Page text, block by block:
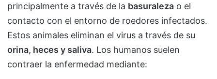
principalmente a través de la basuraleza o el
contacto con el entorno de roedores infectados.
Estos animales eliminan el virus a través de su
orina, heces y saliva. Los humanos suelen
contraer la enfermedad mediante: